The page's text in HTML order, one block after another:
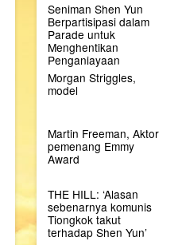
Seniman Shen Yun
Berpartisipasi dalam
Parade untuk
Menghentikan
Penganiayaan
Morgan Striggles,
model
Martin Freeman, Aktor
pemenang Emmy
Award
THE HILL: ‘Alasan
sebenarnya komunis
Tiongkok takut
terhadap Shen Yun’